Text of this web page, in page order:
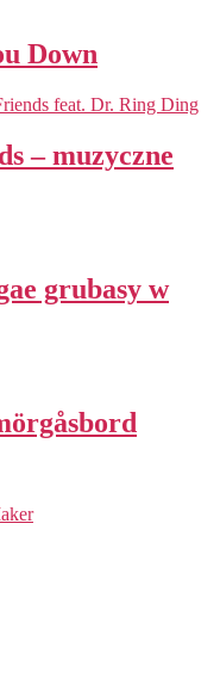
Down
– muzyczne
grubasy w